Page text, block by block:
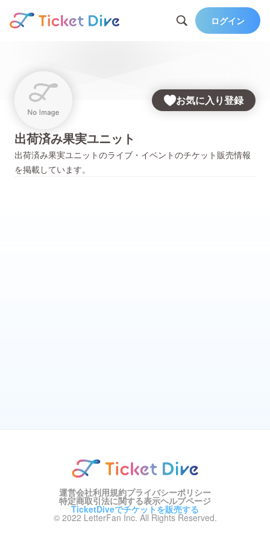
ログイン
お気に入り登録
出荷済み果実ユニット
出荷済み果実ユニットのライブ・イベントのチケット販売情報
を掲載しています。
運営会社利用規約プライバシーポリシー
特定商取引法に関する表示ヘルプページ
TicketDiveでチケットを販売する
© 2022 LetterFan Inc. All Rights Reserved.